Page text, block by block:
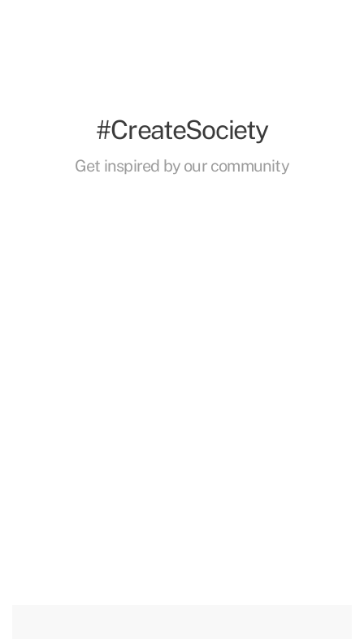
#CreateSociety
Get inspired by our community